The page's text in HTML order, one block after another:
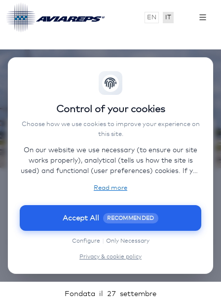
Control of your cookies
Choose how we use cookies to improve your experience on
this site.
On our website we use necessary (to ensure our site
works properly), analytical (tells us how the site is
used) and functional (user preferences) cookies. If you
(non-EU) countries. On our website, we provide links
their own cookies, privacy policy, and terms. For more
information on the cookies that we use, choose
“Configure” below.
Read more
Accept All RECOMMENDED
Configure Only Necessary
Privacy & cookie policy
EN IT
Contatto
Email:
02 43458324
Codice IATA: BW-106
Fondata il 27 settembre